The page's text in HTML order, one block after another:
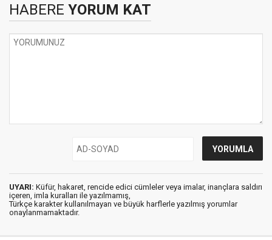
HABERE YORUM KAT
UYARI: Küfür, hakaret, rencide edici cümleler veya imalar, inançlara saldırı
içeren, imla kuralları ile yazılmamış,
Türkçe karakter kullanılmayan ve büyük harflerle yazılmış yorumlar
onaylanmamaktadır.